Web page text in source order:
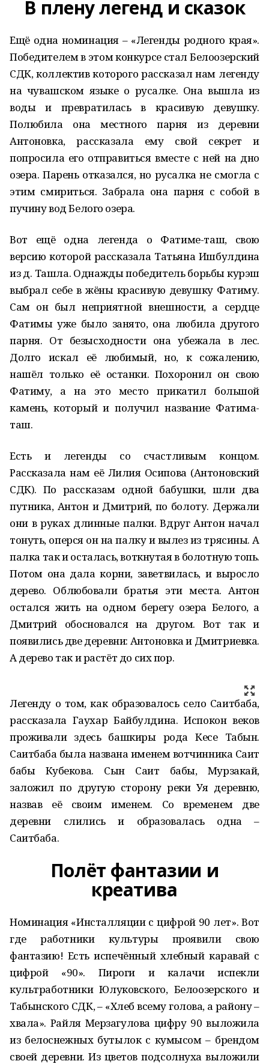
В плену легенд и сказок
Ещё одна номинация – «Легенды родного края».
Победителем в этом конкурсе стал Белоозерский
СДК, коллектив которого рассказал нам легенду
на чувашском языке о русалке. Она вышла из
воды и превратилась в красивую девушку.
Полюбила она местного парня из деревни
Антоновка, рассказала ему свой секрет и
попросила его отправиться вместе с ней на дно
озера. Парень отказался, но русалка не смогла с
этим смириться. Забрала она парня с собой в
пучину вод Белого озера.
Вот ещё одна легенда о Фатиме-таш, свою
версию которой рассказала Татьяна Ишбулдина
из д. Ташла. Однажды победитель борьбы курэш
выбрал себе в жёны красивую девушку Фатиму.
Сам он был неприятной внешности, а сердце
Фатимы уже было занято, она любила другого
парня. От безысходности она убежала в лес.
Долго искал её любимый, но, к сожалению,
нашёл только её останки. Похоронил он свою
Фатиму, а на это место прикатил большой
камень, который и получил название Фатима-
таш.
Есть и легенды со счастливым концом.
Рассказала нам её Лилия Осипова (Антоновский
СДК). По рассказам одной бабушки, шли два
путника, Антон и Дмитрий, по болоту. Держали
они в руках длинные палки. Вдруг Антон начал
тонуть, оперся он на палку и вылез из трясины. А
палка так и осталась, воткнутая в болотную топь.
Потом она дала корни, заветвилась, и выросло
дерево. Облюбовали братья эти места. Антон
остался жить на одном берегу озера Белого, а
Дмитрий обосновался на другом. Вот так и
появились две деревни: Антоновка и Дмитриевка.
А дерево так и растёт до сих пор.
Легенду о том, как образовалось село Саитбаба,
рассказала Гаухар Байбулдина. Испокон веков
проживали здесь башкиры рода Кесе Табын.
Саитбаба была названа именем вотчинника Саит
бабы Кубекова. Сын Саит бабы, Мурзакай,
заложил по другую сторону реки Уя деревню,
назвав её своим именем. Со временем две
деревни слились и образовалась одна –
Саитбаба.
Полёт фантазии и
креатива
Номинация «Инсталляции с цифрой 90 лет». Вот
где работники культуры проявили свою
фантазию! Есть испечённый хлебный каравай с
цифрой «90». Пироги и калачи испекли
культработники Юлуковского, Белоозерского и
Табынского СДК, – «Хлеб всему голова, а району –
хвала». Райля Мерзагулова цифру 90 выложила
из белоснежных бутылок с кумысом – брендом
своей деревни. Из цветов подсолнуха выложили